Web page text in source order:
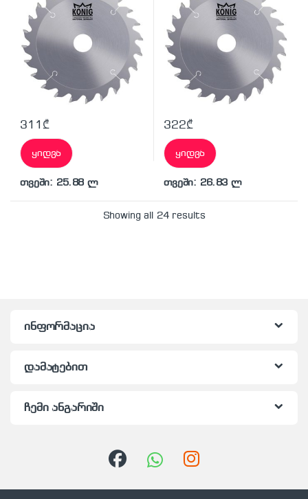
311 ₾
ყიდვა
თვეში: 25.88 ლ
322₾
ყიდვა
თვეში: 26.83 ლ
Showing all 24 results
ინფორმაცია
დამატებით
ჩემი ანგარიში